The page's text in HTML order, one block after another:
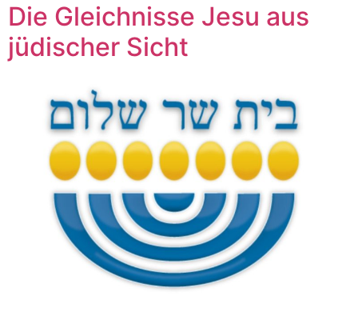
Die Gleichnisse Jesu aus
jüdischer Sicht